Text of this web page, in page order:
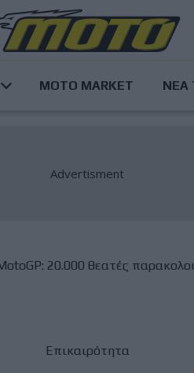
MOTO MARKET ΝΕΑ
20.000 θεατές
Επικαιρότητα